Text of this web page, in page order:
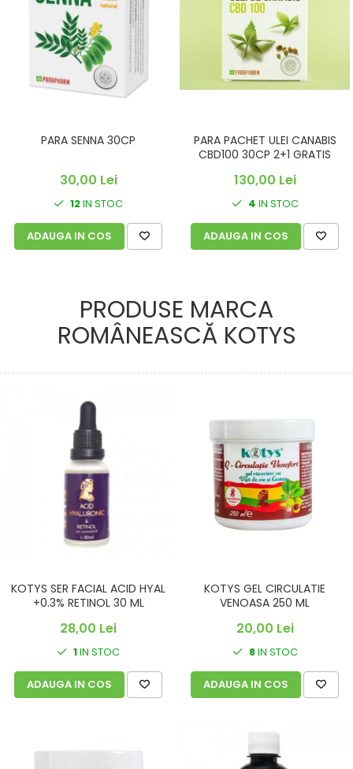
PARA SENNA 30CP
30,00 Lei
12IN STOC
ADAUGA IN COS
PARA PACHET ULEI CANABIS
CBD100 30CP 2+1 GRATIS
130,00 Lei
4 IN STOC
ADAUGA IN COS
PRODUSE MARCA
ROMÂNEASCĂ KOTYS
KOTYS SER FACIAL ACID HYAL
+0.3% RETINOL 30 ML
28,00 Lei
1IN STOC
ADAUGA IN COS
KOTYS GEL CIRCULATIE
VENOASA 250 ML
20,00 Lei
8IN STOC
ADAUGA IN COS